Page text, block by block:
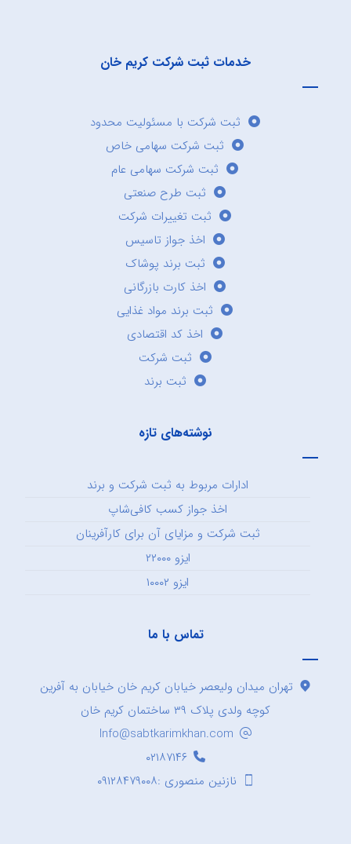
خدمات ثبت شرکت کریم خان
ثبت شرکت با مسئولیت محدود
ثبت شرکت سهامی خاص
ثبت شرکت سهامی عام
ثبت طرح صنعتی
ثبت تغییرات شرکت
اخذ جواز تاسیس
ثبت برند پوشاک
اخذ کارت بازرگانی
ثبت برند مواد غذایی
اخذ کد اقتصادی
ثبت شرکت
ثبت برند
نوشته‌های تازه
ادارات مربوط به ثبت شرکت و برند
اخذ جواز کسب کافی‌شاپ
ثبت شرکت و مزایای آن برای کارآفرینان
ایزو ۲۲۰۰۰
ایزو ۱۰۰۰۲
تماس با ما
تهران میدان ولیعصر خیابان کریم خان خیابان به آفرین
کوچه ولدی پلاک ۳۹ ساختمان کریم خان
Info@sabtkarimkhan.com
۰۲۱۸۷۱۴۶
نازنین منصوری :۰۹۱۲۸۴۷۹۰۰۸